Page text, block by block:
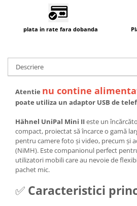
plata in rate fara dobanda
Descriere
Atentie nu contine
poate utiliza un adaptor USB de
Hähnel UniPal Mini II este un
compact, proiectat să încarce o gamă
pentru camere foto și video, precum și
(NiMH). Este companionul perfect
utilizatori mobili care au nevoie de
pachet mic.
✅ Caracteristici